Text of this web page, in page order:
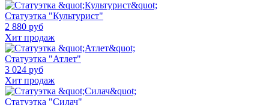
Статуэтка "Культурист"
2 880 руб
Хит продаж
Статуэтка "Атлет"
3 024 руб
Хит продаж
Статуэтка "Силач"